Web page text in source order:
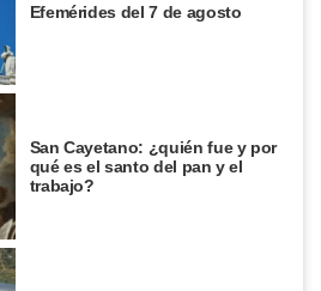
Efemérides del 7 de agosto
San Cayetano: ¿quién fue y por
qué es el santo del pan y el
trabajo?